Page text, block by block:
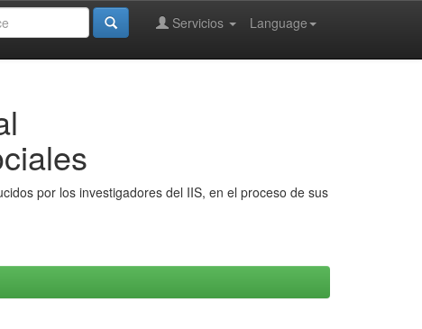
Language
Servicios
por los investigadores del IIS, en el proceso de sus